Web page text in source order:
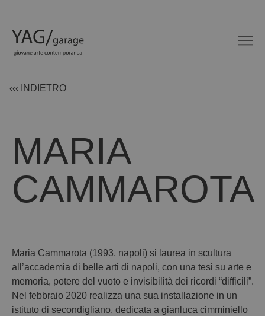
‹‹‹ INDIETRO
MARIA
CAMMAROTA
Maria Cammarota (1993, napoli) si laurea in scultura
all’accademia di belle arti di napoli, con una tesi su arte e
memoria, potere del vuoto e invisibilità dei ricordi “difficili”.
Nel febbraio 2020 realizza una sua installazione in un
istituto di secondigliano, dedicata a gianluca cimminiello